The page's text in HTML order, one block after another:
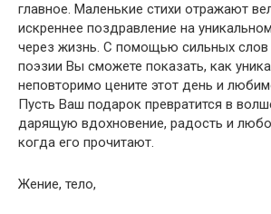
главное. Маленькие стихи отражают
искреннее поздравление на
через жизнь. С помощью сильных слов
поэзии Вы сможете показать, как
неповторимо цените этот день и
Пусть Ваш подарок превратится в
дарящую вдохновение, радость и
когда его прочитают.
Жение, тело,